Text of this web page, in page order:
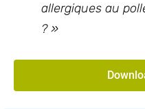
allergiques au
? »